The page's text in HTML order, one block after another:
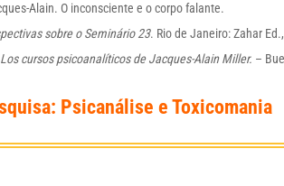
Alain. O inconsciente e o corpo falante.
sobre o Seminário 23. Rio de Janeiro: Zahar
cursos psicoanalíticos de Jacques-Alain Miller. –
Psicanálise e Toxicomania